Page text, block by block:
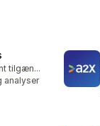
Gratis abonnement tilgængeligt
analyser